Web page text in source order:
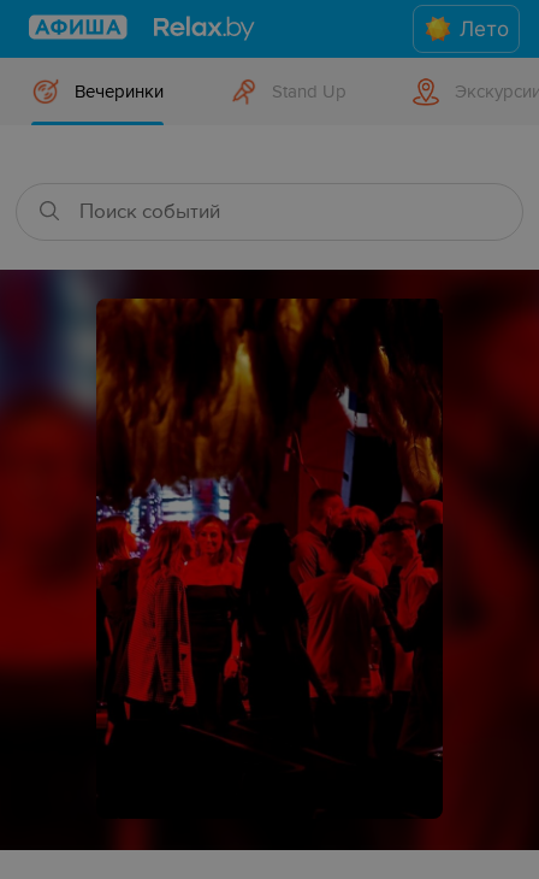
Лето
Вечеринки Stand Up